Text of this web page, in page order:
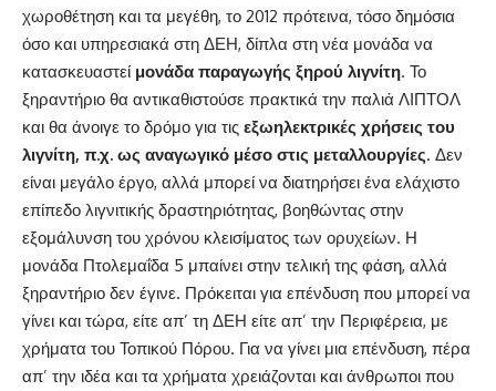
χωροθέτηση και τα μεγέθη, το 2012 πρότεινα, τόσο δημόσια
όσο και υπηρεσιακά στη ΔΕΗ, δίπλα στη νέα μονάδα να
κατασκευαστεί μονάδα παραγωγής ξηρού λιγνίτη. Το
ξηραντήριο θα αντικαθιστούσε πρακτικά την παλιά ΛΙΠΤΟΛ
και θα άνοιγε το δρόμο για τις εξωηλεκτρικές χρήσεις του
λιγνίτη, π.χ. ως αναγωγικό μέσο στις μεταλλουργίες. Δεν
είναι μεγάλο έργο, αλλά μπορεί να διατηρήσει ένα ελάχιστο
επίπεδο λιγνιτικής δραστηριότητας, βοηθώντας στην
εξομάλυνση του χρόνου κλεισίματος των ορυχείων. Η
μονάδα Πτολεμαΐδα 5 μπαίνει στην τελική της φάση, αλλά
ξηραντήριο δεν έγινε. Πρόκειται για επένδυση που μπορεί να
γίνει και τώρα, είτε απ’ τη ΔΕΗ είτε απ’ την Περιφέρεια, με
χρήματα του Τοπικού Πόρου. Για να γίνει μια επένδυση, πέρα
απ’ την ιδέα και τα χρήματα χρειάζονται και άνθρωποι που